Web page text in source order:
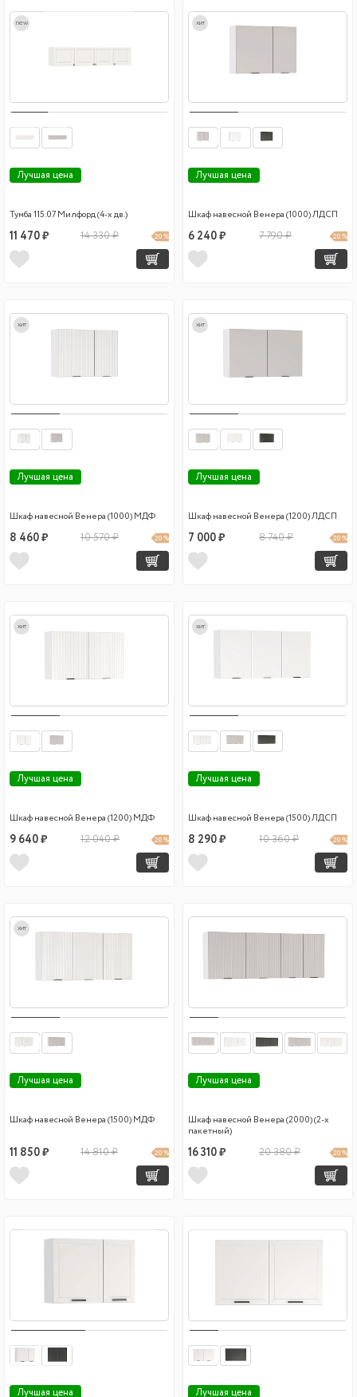
new
Лучшая цена
Тумба 115.07 Милфорд (4-х дв.)
11 470 ₽ 14 330 ₽ 20 %
хит
Лучшая цена
Шкаф навесной Венера (1000) ЛДСП
6 240 ₽ 7 790 ₽ 20 %
хит
Лучшая цена
Шкаф навесной Венера (1000) МДФ
8 460 ₽ 10 570 ₽ 20 %
хит
Лучшая цена
Шкаф навесной Венера (1200) ЛДСП
7 000 ₽ 8 740 ₽ 20 %
хит
Лучшая цена
Шкаф навесной Венера (1200) МДФ
9 640 ₽ 12 040 ₽ 20 %
хит
Лучшая цена
Шкаф навесной Венера (1500) ЛДСП
8 290 ₽ 10 360 ₽ 20 %
хит
Лучшая цена
Шкаф навесной Венера (1500) МДФ
11 850 ₽ 14 810 ₽ 20 %
Лучшая цена
Шкаф навесной Венера (2000) (2-х
пакетный)
16 310 ₽ 20 380 ₽ 20 %
Лучшая цена Лучшая цена